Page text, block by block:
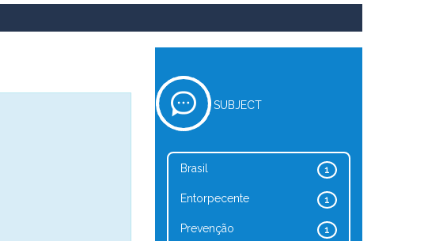
SUBJECT
1
Brasil
1
Entorpecente
1
Prevenção